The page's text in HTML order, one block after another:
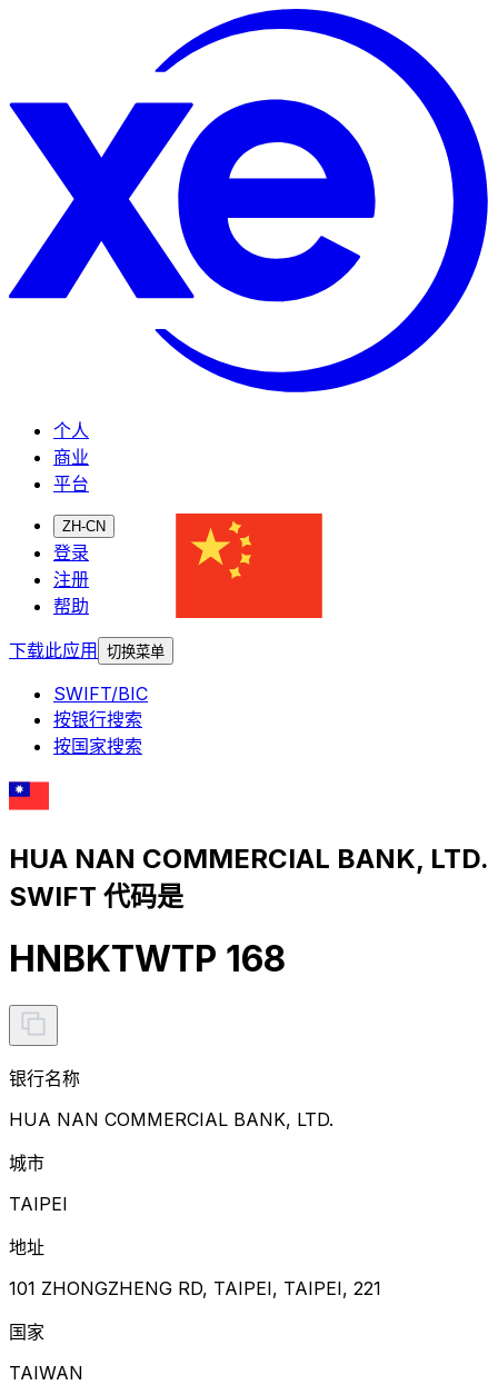
个人
商业
平台
ZH-CN
登录
注册
帮助
下载此应用
切换菜单
SWIFT/BIC
按银行搜索
按国家搜索
HUA NAN COMMERCIAL BANK, LTD.
SWIFT 代码是
HNBKTWTP 168
银行名称
HUA NAN COMMERCIAL BANK, LTD.
城市
TAIPEI
地址
101 ZHONGZHENG RD, TAIPEI, TAIPEI, 221
国家
TAIWAN